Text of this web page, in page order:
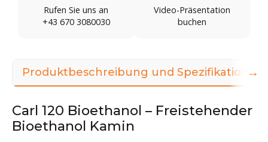
Rufen Sie uns an
+43 670 3080030
Video-Präsentation
buchen
Produktbeschreibung und Spezifikationen
Carl 120 Bioethanol – Freistehender
Bioethanol Kamin
→